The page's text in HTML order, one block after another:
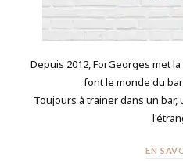
Depuis 2012, ForGeorges met
font le monde du
Toujours à trainer dans un bar,
EN